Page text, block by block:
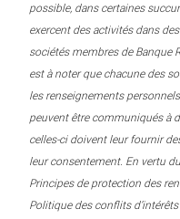
possible, dans certaines
exercent des activités dans
sociétés membres de Banque
est à noter que chacune des
les renseignements
peuvent être communiqués à
celles-ci doivent leur fournir
leur consentement. En vertu
Principes de protection des
Politique des conflits